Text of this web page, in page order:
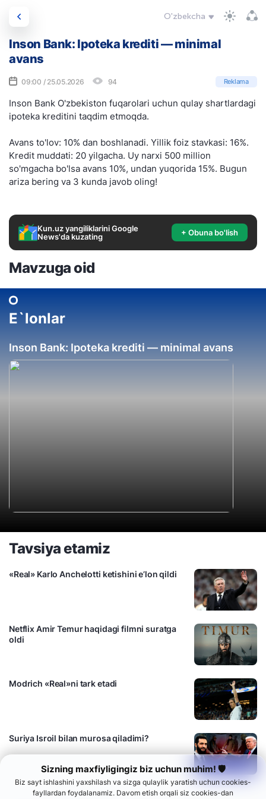
Sizning maxfiyligingiz biz uchun muhim! 🛡
Biz sayt ishlashini yaxshilash va sizga qulaylik yaratish uchun cookies-
fayllardan foydalanamiz. Davom etish orqali siz cookies-dan
O'zbekcha
Inson Bank: Ipoteka krediti — minimal
avans
09:00 / 25.05.2026 94 Reklama
Inson Bank O'zbekiston fuqarolari uchun qulay shartlardagi
ipoteka kreditini taqdim etmoqda.
Avans to'lov: 10% dan boshlanadi. Yillik foiz stavkasi: 16%.
Kredit muddati: 20 yilgacha. Uy narxi 500 million
so'mgacha bo'lsa avans 10%, undan yuqorida 15%. Bugun
ariza bering va 3 kunda javob oling!
Kun.uz yangiliklarini Google
News'da kuzating
+ Obuna bo'lish
Mavzuga oid
E`lonlar
Inson Bank: Ipoteka krediti — minimal avans
Tavsiya etamiz
«Real» Karlo Anchelotti ketishini e’lon qildi
Netflix Amir Temur haqidagi filmni suratga
oldi
Modrich «Real»ni tark etadi
Suriya Isroil bilan murosa qiladimi?